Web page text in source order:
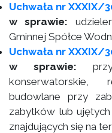
Uchwała nr XXXIX/
w sprawie:
Gminnej Spółce
Uchwała nr XXXIX/
w sprawie:
konserwatorskie,
budowlane przy
zabytków lub
znajdujących się na